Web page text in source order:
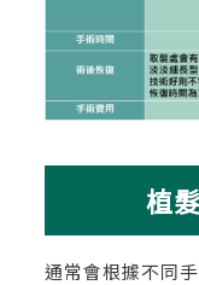
植
通常會根據不同